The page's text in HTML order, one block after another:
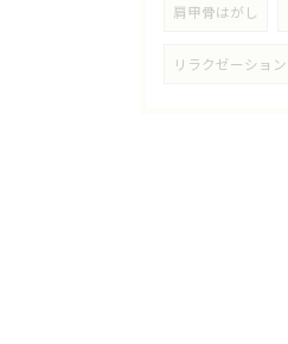
肩甲骨はがし
リラクゼーション